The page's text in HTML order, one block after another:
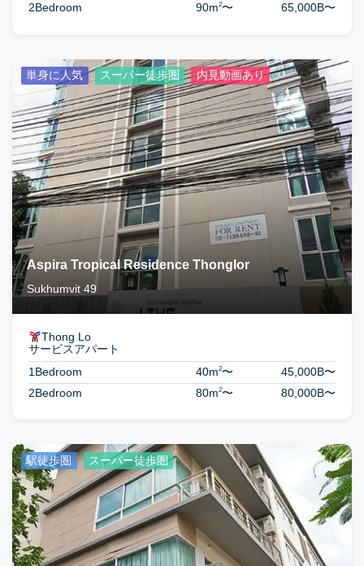
2Bedroom
90m2〜 65,000B〜
単身に人気 スーパー徒歩圏 内見動画あり
Aspira Tropical Residence Thonglor
Sukhumvit 49
Thong Lo
サービスアパート
1Bedroom
40m2〜 45,000B〜
2Bedroom
80m2〜 80,000B〜
駅徒歩圏 スーパー徒歩圏